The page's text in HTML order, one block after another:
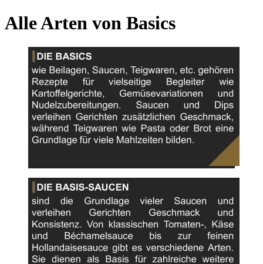
Alle Arten von Basics